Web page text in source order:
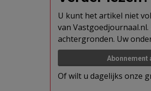
U kunt het artikel niet
van
achtergronden. Uw
Abonnement
Of wilt u dagelijks onze